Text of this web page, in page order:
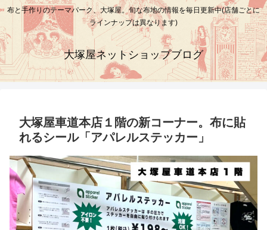
布と手作りのテーマパーク、大塚屋。旬な布地の情報を毎日更新中(店舗ごとに
ラインナップは異なります)
大塚屋ネットショップブログ
大塚屋車道本店１階の新コーナー。布に貼
れるシール「アパレルステッカー」